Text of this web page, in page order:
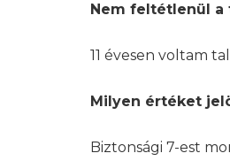
Nem feltétlenül a
11 évesen voltam
Milyen értéket
Biztonsági 7-est